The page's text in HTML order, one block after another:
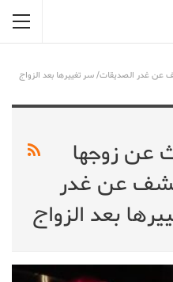
غدر الصديقات/ سر تغييرها بعد الزواج
عن زوجها
عن غدر
بعد الزواج